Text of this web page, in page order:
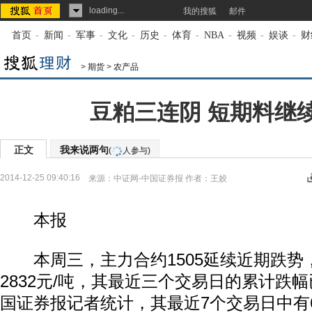
loading... 我的搜狐 邮件
首页 - 新闻 - 军事 - 文化 - 历史 - 体育 - NBA - 视频 - 娱谈 -
> 期货 > 农产品
豆粕三连阴 短期料继
正文 我来说两句( 人参与)
2014-12-25 09:40:16 来源： 中证网-中国证券报 作者：王姣
本报
本周三，主力合约1505延续近期跌势
2832元/吨，其最近三个交易日的累计跌
国证券报记者统计，其最近7个交易日中